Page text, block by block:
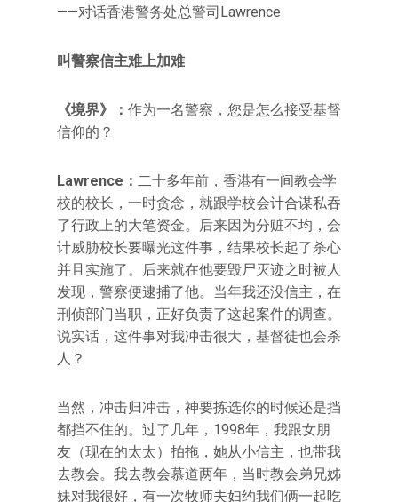
——对话香港警务处总警司Lawrence
叫警察信主难上加难
《境界》： 作为一名警察，您是怎么接受基督
信仰的？
Lawrence： 二十多年前，香港有一间教会学
校的校长，一时贪念，就跟学校会计合谋私吞
了行政上的大笔资金。后来因为分赃不均，会
计威胁校长要曝光这件事，结果校长起了杀心
并且实施了。后来就在他要毁尸灭迹之时被人
发现，警察便逮捕了他。当年我还没信主，在
刑侦部门当职，正好负责了这起案件的调查。
说实话，这件事对我冲击很大，基督徒也会杀
人？
当然，冲击归冲击，神要拣选你的时候还是挡
都挡不住的。过了几年，1998年，我跟女朋
友（现在的太太）拍拖，她从小信主，也带我
去教会。我去教会慕道两年，当时教会弟兄姊
妹对我很好，有一次牧师夫妇约我们俩一起吃